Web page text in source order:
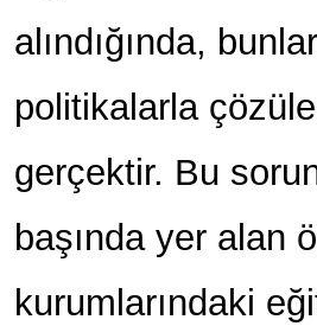
alındığında,
politikalarla
gerçektir. Bu
başında yer alan
kurumlarındaki